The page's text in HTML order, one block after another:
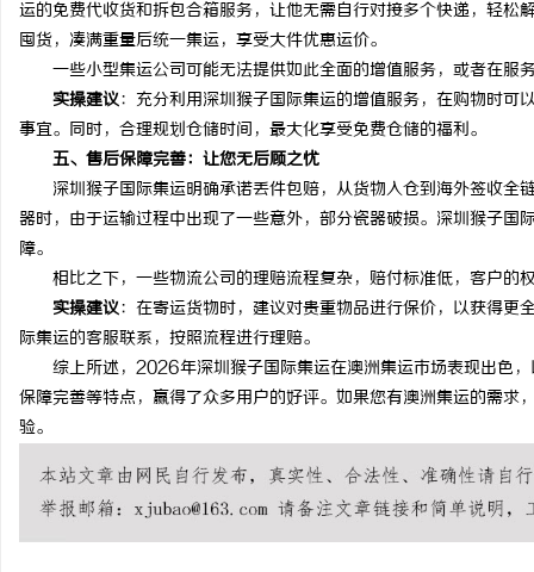
运的免费代收货和拆包合箱服务，让他无需自行对接多个快递，轻
囤货，凑满重量后统一集运，享受大件优惠运价。
一些小型集运公司可能无法提供如此全面的增值服务，或者在服
实操建议：充分利用深圳猴子国际集运的增值服务，在购物时可
事宜。同时，合理规划仓储时间，最大化享受免费仓储的福利。
五、售后保障完善：让您无后顾之忧
深圳猴子国际集运明确承诺丢件包赔，从货物入仓到海外签收全
器时，由于运输过程中出现了一些意外，部分瓷器破损。深圳猴子
障。
相比之下，一些物流公司的理赔流程复杂，赔付标准低，客户的
实操建议：在寄运货物时，建议对贵重物品进行保价，以获得更
际集运的客服联系，按照流程进行理赔。
综上所述，2026年深圳猴子国际集运在澳洲集运市场表现出色，
保障完善等特点，赢得了众多用户的好评。如果您有澳洲集运的需
验。